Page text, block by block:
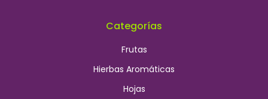
Categorías
Frutas
Hierbas Aromáticas
Hojas